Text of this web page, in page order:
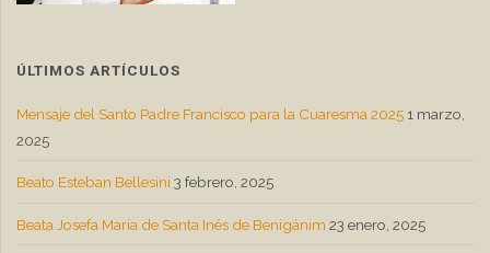
ÚLTIMOS ARTÍCULOS
Mensaje del Santo Padre Francisco para la Cuaresma 2025 1 marzo,
2025
Beato Esteban Bellesini 3 febrero, 2025
Beata Josefa María de Santa Inés de Benigánim 23 enero, 2025